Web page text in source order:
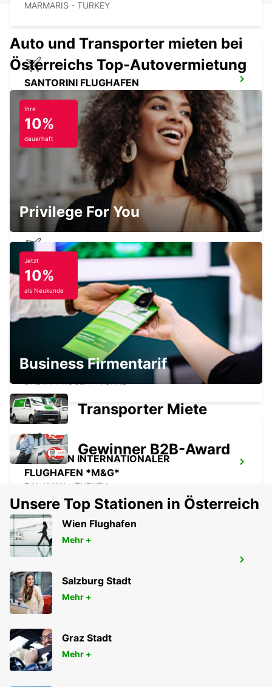
MARMARIS - TURKEY
SANTORINI FLUGHAFEN
SANTORINI - GREECE
FLUGHAFEN HERAKLION
HERAKLION - GREECE
TREFFEN UND BEGRÜSSUNG AM F
LUGHAFEN DALAMAN
DALAMAN - TURKEY
DALYAN
DALAMAN INTERNATIONALER
FLUGHAFEN *M&G*
DALAMAN - TURKEY
MUGLA - TURKEY
Auto und Transporter mieten bei
Österreichs Top-Autovermietung
Ihre
10%
dauerhaft
Privilege For You
Jetzt
10%
als Neukunde
Business Firmentarif
Transporter Miete
Gewinner B2B-Award
Unsere Top Stationen in Österreich
Wien Flughafen
Mehr +
Salzburg Stadt
Mehr +
Graz Stadt
Mehr +